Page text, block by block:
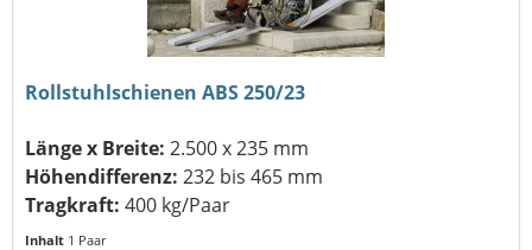
Rollstuhlschienen ABS 250/23
Länge x Breite: 2.500 x 235 mm
Höhendifferenz: 232 bis 465 mm
Tragkraft: 400 kg/Paar
Inhalt 1 Paar